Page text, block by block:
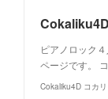
ピアノロック
ページです。
Cokaliku4D コカ